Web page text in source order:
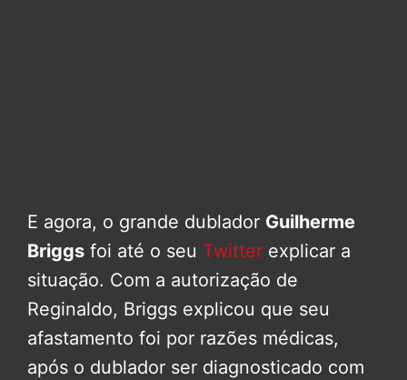
E agora, o grande dublador Guilherme
Briggs foi até o seu Twitter explicar a
situação. Com a autorização de
Reginaldo, Briggs explicou que seu
afastamento foi por razões médicas,
após o dublador ser diagnosticado com